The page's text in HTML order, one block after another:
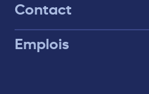
Contact
Emplois